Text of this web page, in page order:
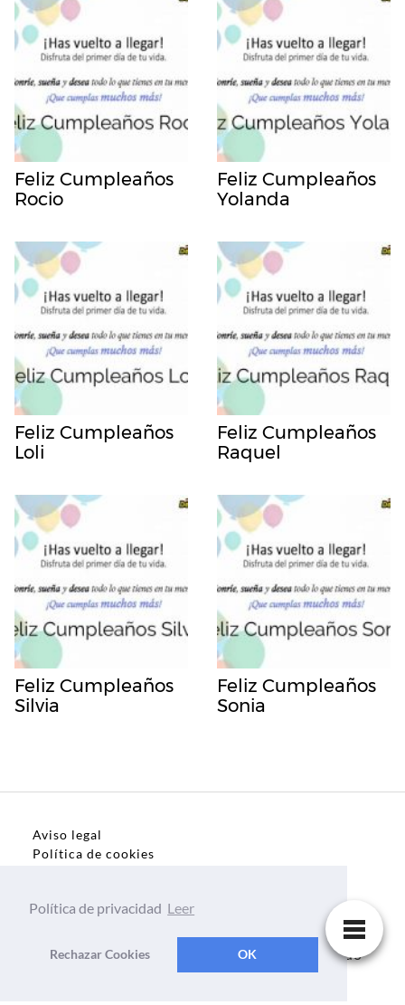
Feliz Cumpleaños
Rocio
Feliz Cumpleaños
Yolanda
Feliz Cumpleaños
Loli
Feliz Cumpleaños
Raquel
Feliz Cumpleaños
Silvia
Feliz Cumpleaños
Sonia
Aviso legal
Política de cookies
Dedicatorias, frases, textos para todo el mundo
Política de privacidad Leer
Rechazar Cookies OK